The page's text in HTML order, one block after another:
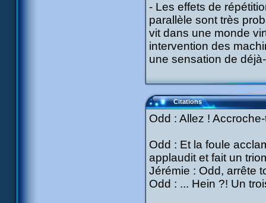
- Les effets de
parallèle sont très
vit dans une monde
intervention des
une sensation de
Citations
Odd : Allez !
Odd : Et la foule
applaudit et fait un
Jérémie : Odd, arrête
Odd : ... Hein ?! Un